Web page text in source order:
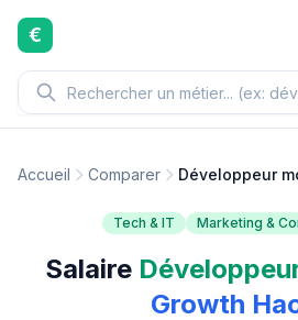
Aller au contenu principal
€
Accueil Comparer Développeur
Tech & IT Marketing &
Salaire
Growth